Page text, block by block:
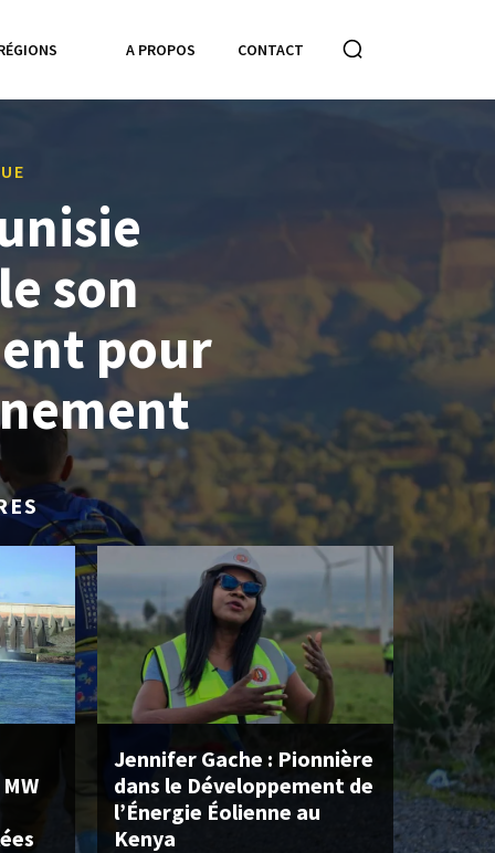
A PROPOS CONTACT
son
pour
Jennifer Gache : Pionnière
dans le Développement de
l’Énergie Éolienne au
Kenya